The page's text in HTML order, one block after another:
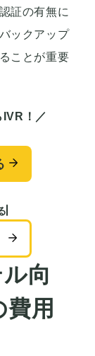
証の有無に
ックアップ
ことが重要
！／
向
用